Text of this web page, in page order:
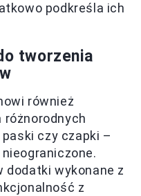
podkreśla ich
tworzenia
również
różnorodnych
czy czapki –
dodatki wykonane z
z